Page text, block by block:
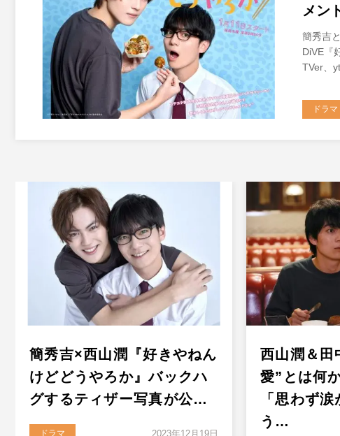
メン
簡秀吉
DiVE『
TVer、
ドラマ
簡秀吉×西山潤『好きやねん
けどどうやろか』バックハ
グするティザー写真が公…
ドラマ 2023年12月19日
西山潤＆田
愛”とは何
「思わず
う…